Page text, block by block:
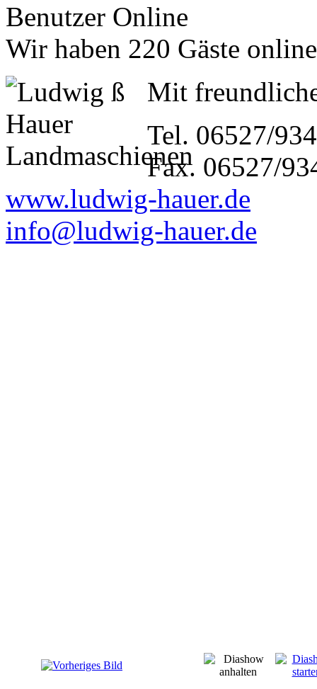
Benutzer Online
Wir haben 220 Gäste online
Mit
Tel. 06527/
Fax. 06527/
www.ludwig-hauer.de
info@ludwig-hauer.de